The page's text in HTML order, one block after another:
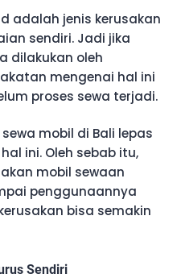
adalah jenis kerusakan
sendiri. Jadi jika
dilakukan oleh
mengenai hal ini
proses sewa terjadi.
mobil di Bali lepas
ini. Oleh sebab itu,
mobil sewaan
penggunaannya
bisa semakin
Sendiri